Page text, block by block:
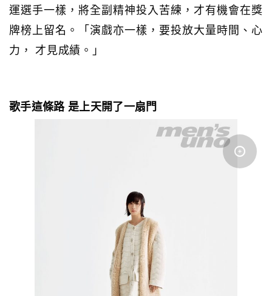
運選手一樣，將全副精神投入苦練，才有機會在獎
牌榜上留名。「演戲亦一樣，要投放大量時間、心
力， 才見成績。」
歌手這條路 是上天開了一扇門